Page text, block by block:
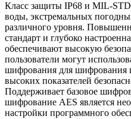
Класс защиты IP68 и MIL-
воды, экстремальных
различного уровня.
стандарт и глубоко
обеспечивают высокую
пользователи могут
шифрования для шифрования
высоких показателей
Поддерживает базовое
шифрование AES является
настройки программного